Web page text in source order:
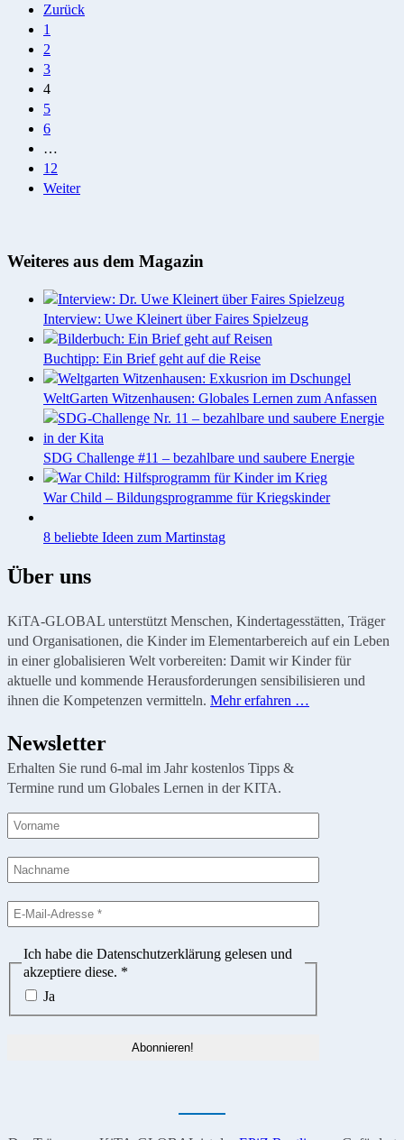
Seitennummerierung
der
Beiträge
Zurück
1
2
3
4
5
6
…
12
Weiter
Weiteres aus dem Magazin
Interview: Uwe Kleinert über Faires Spielzeug
Buchtipp: Ein Brief geht auf die Reise
WeltGarten Witzenhausen: Globales Lernen zum Anfassen
SDG Challenge #11 – bezahlbare und saubere Energie
War Child – Bildungsprogramme für Kriegskinder
8 beliebte Ideen zum Martinstag
Über uns
KiTA-GLOBAL unterstützt Menschen, Kindertagesstätten, Träger
und Organisationen, die Kinder im Elementarbereich auf ein Leben
in einer globalisieren Welt vorbereiten: Damit wir Kinder für
aktuelle und kommende Herausforderungen sensibilisieren und
ihnen die Kompetenzen vermitteln. Mehr erfahren …
Newsletter
Erhalten Sie rund 6-mal im Jahr kostenlos Tipps &
Termine rund um Globales Lernen in der KITA.
Ich habe die Datenschutzerklärung gelesen und
akzeptiere diese. *
Ja